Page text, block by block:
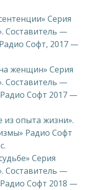
Серия
Составитель —
Софт, 2017 —
женщин» Серия
Составитель —
Софт 2017 —
опыта жизни».
Радио Софт
Серия
Составитель —
Софт 2018 —